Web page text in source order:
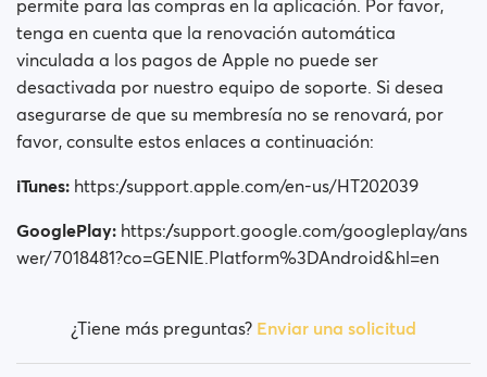
permite para las compras en la aplicación. Por favor,
tenga en cuenta que la renovación automática
vinculada a los pagos de Apple no puede ser
desactivada por nuestro equipo de soporte. Si desea
asegurarse de que su membresía no se renovará, por
favor, consulte estos enlaces a continuación:
iTunes: https://support.apple.com/en-us/HT202039
GooglePlay: https://support.google.com/googleplay/ans
wer/7018481?co=GENIE.Platform%3DAndroid&hl=en
¿Tiene más preguntas? Enviar una solicitud